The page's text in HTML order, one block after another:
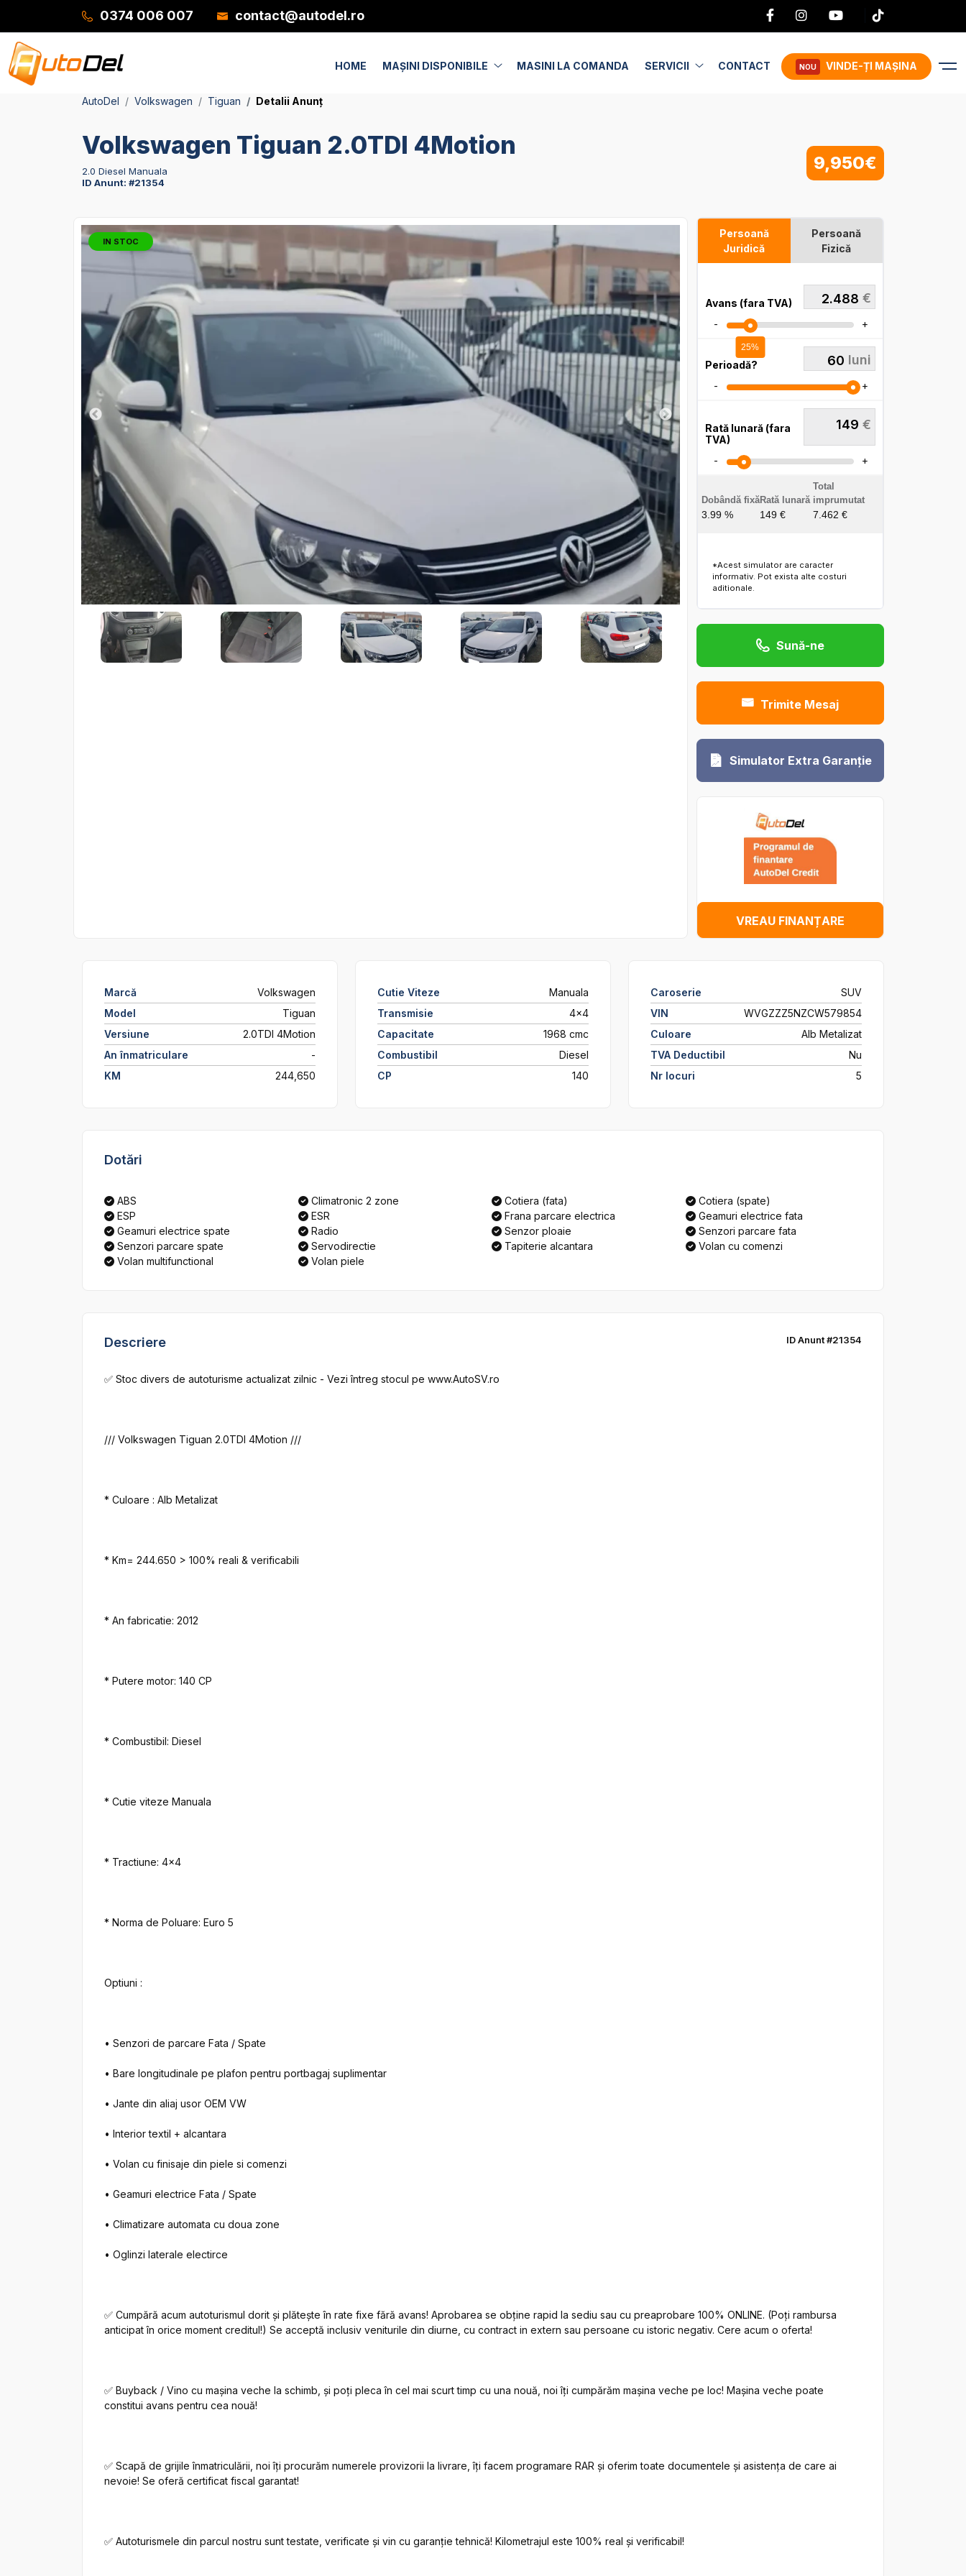
0374 006 007 contact@autodel.ro
HOME MAȘINI DISPONIBILE MASINI LA COMANDA SERVICII CONTACT NOU VINDE-ȚI MAȘINA
AutoDel Volkswagen Tiguan Detalii Anunț
Volkswagen Tiguan 2.0TDI 4Motion
2.0 Diesel Manuala
ID Anunt: #21354
9,950€
IN STOC
Persoană
Juridică
Persoană
Fizică
Avans (fara TVA) €
-
25%
+
Perioadă? luni
- +
Rată lunară (fara
TVA)
€
149
- +
Dobândă fixă
3.99 %
Rată lunară
149 €
Total
imprumutat
7.462 €
*Acest simulator are caracter
informativ. Pot exista alte costuri
aditionale.
Sună-ne
Trimite Mesaj
Simulator Extra Garanție
VREAU FINANȚARE
Marcă
Volkswagen
Model
Tiguan
Versiune
2.0TDI 4Motion
An înmatriculare
-
KM
244,650
Cutie Viteze
Manuala
Transmisie
4x4
Capacitate
1968 cmc
Combustibil
Diesel
CP
140
Caroserie
SUV
VIN
WVGZZZ5NZCW579854
Culoare
Alb Metalizat
TVA Deductibil
Nu
Nr locuri
5
Dotări
ABS Climatronic 2 zone Cotiera (fata)
Cotiera (spate)
ESP
ESR Frana parcare electrica
Geamuri electrice fata
Geamuri electrice spate
Radio Senzor ploaie
Senzori parcare fata
Senzori parcare spate
Servodirectie Tapiterie alcantara
Volan cu comenzi
Volan multifunctional
Volan piele
Descriere ID Anunt #21354
✅ Stoc divers de autoturisme actualizat zilnic - Vezi întreg stocul pe www.AutoSV.ro
/// Volkswagen Tiguan 2.0TDI 4Motion ///
* Culoare : Alb Metalizat
* Km= 244.650 > 100% reali & verificabili
* An fabricatie: 2012
* Putere motor: 140 CP
* Combustibil: Diesel
* Cutie viteze Manuala
* Tractiune: 4x4
* Norma de Poluare: Euro 5
Optiuni :
• Senzori de parcare Fata / Spate
• Bare longitudinale pe plafon pentru portbagaj suplimentar
• Jante din aliaj usor OEM VW
• Interior textil + alcantara
• Volan cu finisaje din piele si comenzi
• Geamuri electrice Fata / Spate
• Climatizare automata cu doua zone
• Oglinzi laterale electirce
✅ Cumpără acum autoturismul dorit și plătește în rate fixe fără avans! Aprobarea se obține rapid la sediu sau cu preaprobare 100% ONLINE. (Poți rambursa
anticipat în orice moment creditul!) Se acceptă inclusiv veniturile din diurne, cu contract in extern sau persoane cu istoric negativ. Cere acum o oferta!
✅ Buyback / Vino cu mașina veche la schimb, și poți pleca în cel mai scurt timp cu una nouă, noi îți cumpărăm mașina veche pe loc! Mașina veche poate
constitui avans pentru cea nouă!
✅ Scapă de grijile înmatriculării, noi îți procurăm numerele provizorii la livrare, îți facem programare RAR și oferim toate documentele și asistența de care ai
nevoie! Se oferă certificat fiscal garantat!
✅ Autoturismele din parcul nostru sunt testate, verificate și vin cu garanție tehnică! Kilometrajul este 100% real și verificabil!